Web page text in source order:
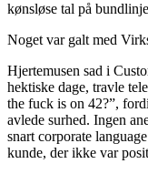
kønsløse tal på
Noget var galt med
Hjertemusen sad i
hektiske dage, travle
the fuck is on 42?”,
avlede surhed. Ingen
snart corporate
kunde, der ikke var